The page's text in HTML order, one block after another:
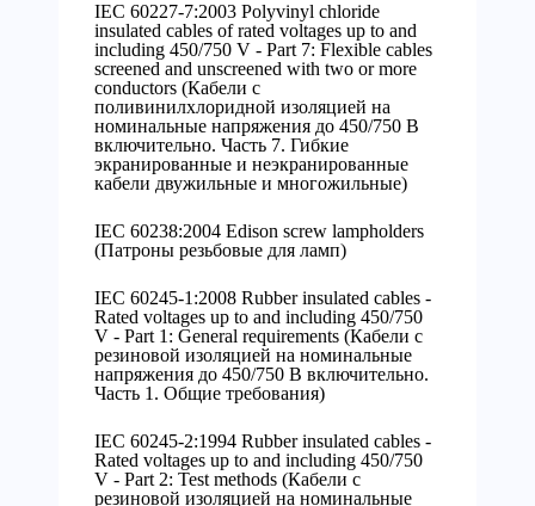
IEC 60227-7:2003 Polyvinyl chloride
insulated cables of rated voltages up to and
including 450/750 V - Part 7: Flexible cables
screened and unscreened with two or more
conductors (Кабели с
поливинилхлоридной изоляцией на
номинальные напряжения до 450/750 В
включительно. Часть 7. Гибкие
экранированные и неэкранированные
кабели двужильные и многожильные)
IEC 60238:2004 Edison screw lampholders
(Патроны резьбовые для ламп)
IEC 60245-1:2008 Rubber insulated cables -
Rated voltages up to and including 450/750
V - Part 1: General requirements (Кабели с
резиновой изоляцией на номинальные
напряжения до 450/750 В включительно.
Часть 1. Общие требования)
IEC 60245-2:1994 Rubber insulated cables -
Rated voltages up to and including 450/750
V - Part 2: Test methods (Кабели с
резиновой изоляцией на номинальные